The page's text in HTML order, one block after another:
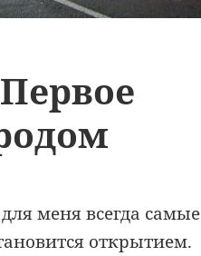
меня всегда самые
открытием.